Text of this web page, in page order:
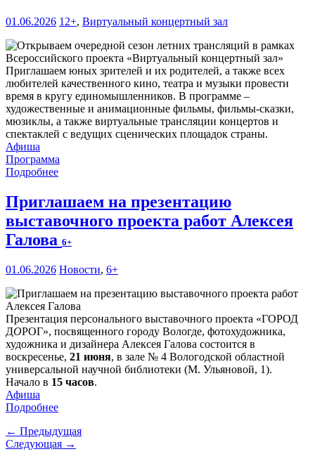
01.06.2026 12+, Виртуальный концертный зал
Приглашаем юных зрителей и их родителей, а также всех
любителей качественного кино, театра и музыки провести
время в кругу единомышленников. В программе –
художественные и анимационные фильмы, фильмы-сказки,
мюзиклы, а также виртуальные трансляции концертов и
спектаклей с ведущих сценических площадок страны.
Афиша
Программа
Подробнее
Приглашаем на презентацию
выставочного проекта работ Алексея
Галова 6+
01.06.2026 Новости, 6+
Презентация персонального выставочного проекта «ГОРОД
ДОРОГ», посвященного городу Вологде, фотохудожника,
художника и дизайнера Алексея Галова состоится в
воскресенье, 21 июня, в зале № 4 Вологодской областной
универсальной научной библиотеки (М. Ульяновой, 1).
Начало в 15 часов.
Афиша
Подробнее
← Предыдущая
Следующая →